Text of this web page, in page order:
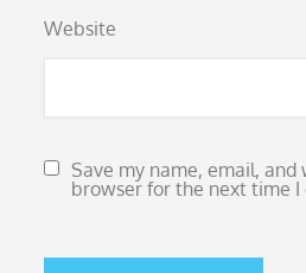
Website
Save my name, email,
browser for the next time I